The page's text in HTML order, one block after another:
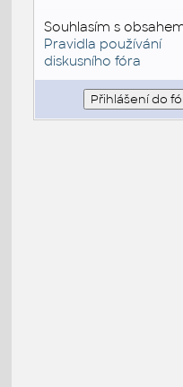
Souhlasím s
Pravidla používání
diskusního fóra